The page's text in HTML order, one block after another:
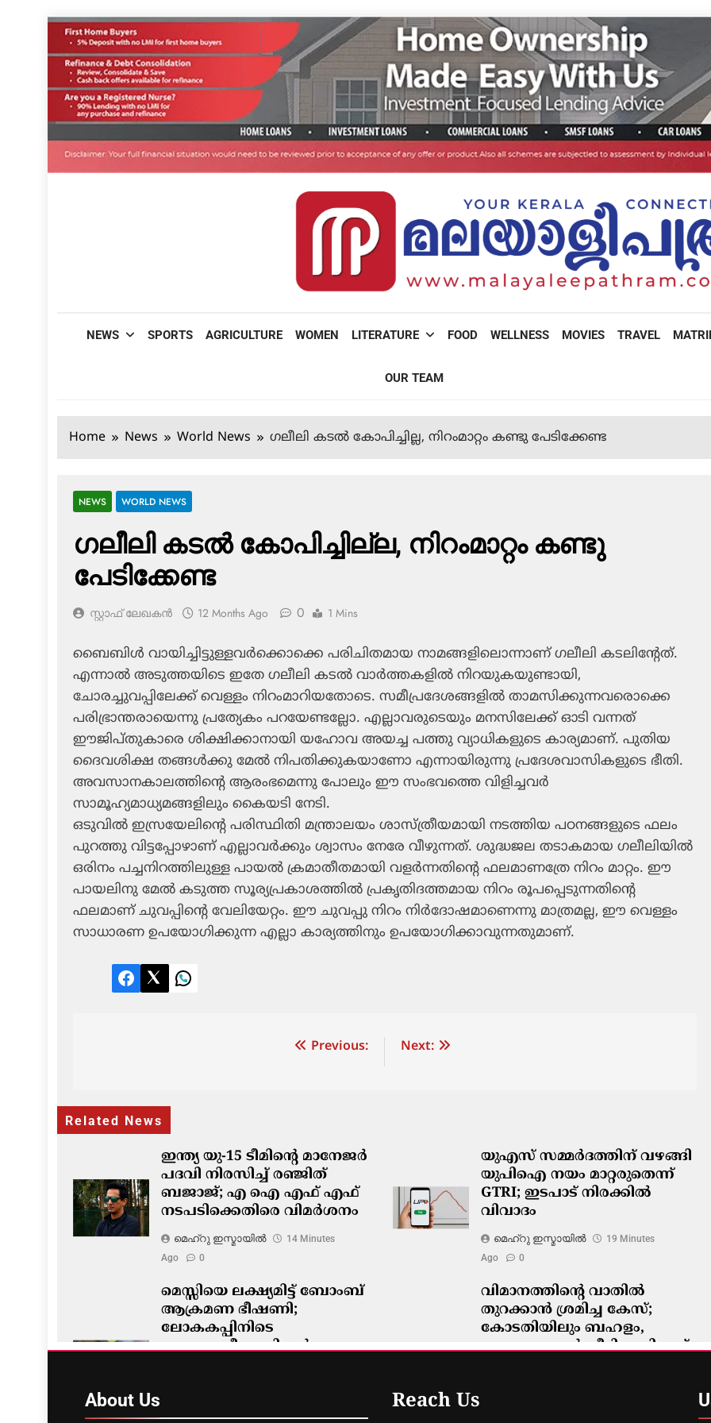
Skip
content
NEWS SPORTS AGRICULTURE WOMEN LITERATURE FOOD WELLNESS MOVIES TRAVEL
OUR TEAM
Home News World News ഗലീലി കടല്‍ കോപിച്ചില്ല, നിറംമാറ്റം കണ്ടു പേടിക്കേണ്ട
NEWS WORLD NEWS
ഗലീലി കടല്‍ കോപിച്ചില്ല, നിറംമാറ്റം കണ്ടു
പേടിക്കേണ്ട
സ്റ്റാഫ് ലേഖകൻ 12 Months Ago 0 1 Mins
ബൈബിള്‍ വായിച്ചിട്ടുള്ളവര്‍ക്കൊക്കെ പരിചിതമായ നാമങ്ങളിലൊന്നാണ് ഗലീലി കടലിന്റേത്.
എന്നാല്‍ അടുത്തയിടെ ഇതേ ഗലീലി കടല്‍ വാര്‍ത്തകളില്‍ നിറയുകയുണ്ടായി,
ചോരച്ചുവപ്പിലേക്ക് വെള്ളം നിറംമാറിയതോടെ. സമീപ്രദേശങ്ങളില്‍ താമസിക്കുന്നവരൊക്കെ
പരിഭ്രാന്തരായെന്നു പ്രത്യേകം പറയേണ്ടല്ലോ. എല്ലാവരുടെയും മനസിലേക്ക് ഓടി വന്നത്
ഈജിപ്തുകാരെ ശിക്ഷിക്കാനായി യഹോവ അയച്ച പത്തു വ്യാധികളുടെ കാര്യമാണ്. പുതിയ
ദൈവശിക്ഷ തങ്ങള്‍ക്കു മേല്‍ നിപതിക്കുകയാണോ എന്നായിരുന്നു പ്രദേശവാസികളുടെ ഭീതി.
അവസാനകാലത്തിന്റെ ആരംഭമെന്നു പോലും ഈ സംഭവത്തെ വിളിച്ചവര്‍
സാമൂഹ്യമാധ്യമങ്ങളിലും കൈയടി നേടി.
ഒടുവില്‍ ഇസ്രയേലിന്റെ പരിസ്ഥിതി മന്ത്രാലയം ശാസ്ത്രീയമായി നടത്തിയ പഠനങ്ങളുടെ ഫലം
പുറത്തു വിട്ടപ്പോഴാണ് എല്ലാവര്‍ക്കും ശ്വാസം നേരേ വീഴുന്നത്. ശുദ്ധജല തടാകമായ ഗലീലിയില്‍
ഒരിനം പച്ചനിറത്തിലുള്ള പായല്‍ ക്രമാതീതമായി വളര്‍ന്നതിന്റെ ഫലമാണത്രേ നിറം മാറ്റം. ഈ
പായലിനു മേല്‍ കടുത്ത സൂര്യപ്രകാശത്തില്‍ പ്രകൃതിദത്തമായ നിറം രൂപപ്പെടുന്നതിന്റെ
ഫലമാണ് ചുവപ്പിന്റെ വേലിയേറ്റം. ഈ ചുവപ്പു നിറം നിര്‍ദോഷമാണെന്നു മാത്രമല്ല, ഈ വെള്ളം
സാധാരണ ഉപയോഗിക്കുന്ന എല്ലാ കാര്യത്തിനും ഉപയോഗിക്കാവുന്നതുമാണ്.
Facebook
TwitterLinkedIn
Previous: Next:
Related News
ഇന്ത്യ യു-15 ടീമിന്റെ മാനേജർ
പദവി നിരസിച്ച് രഞ്ജിത്
ബജാജ്; എ ഐ എഫ് എഫ്
നടപടിക്കെതിരെ വിമർശനം
മെഹ്റു ഇസ്മായില്‍
14 Minutes
Ago
0
യുഎസ് സമ്മർദത്തിന് വഴങ്ങി
യുപിഐ നയം മാറ്റരുതെന്ന്
GTRI; ഇടപാട് നിരക്കിൽ
വിവാദം
മെഹ്റു ഇസ്മായില്‍
19 Minutes
Ago
0
മെസ്സിയെ ലക്ഷ്യമിട്ട് ബോംബ്
ആക്രമണ ഭീഷണി;
ലോകകപ്പിനിടെ
സുരക്ഷാഭീഷണികൾ
വിമാനത്തിന്റെ വാതിൽ
തുറക്കാൻ ശ്രമിച്ച കേസ്;
കോടതിയിലും ബഹളം,
ജാമ്യരേഖകൾ കീറിയെറിഞ്ഞ്
About Us Reach Us